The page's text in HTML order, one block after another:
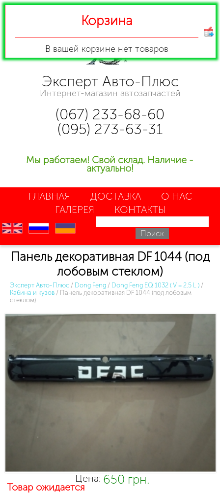
Эксперт Авто-Плюс
Интернет-магазин автозапчастей
(067) 233-68-60
(095) 273-63-31
Мы работаем! Свой склад. Наличие -
актуально!
ГЛАВНАЯ ДОСТАВКА
О НАС
ГАЛЕРЕЯ
КОНТАКТЫ
en ru uk
Панель декоративная DF 1044 (под
лобовым стеклом)
Эксперт Авто-Плюс / Dong Feng / Dong Feng EQ 1032 ( V = 2.5 L ) /
Кабина и кузов / Панель декоративная DF 1044 (под лобовым
стеклом)
Цена: 650 грн.
Товар ожидается
Корзина
В вашей корзине нет товаров